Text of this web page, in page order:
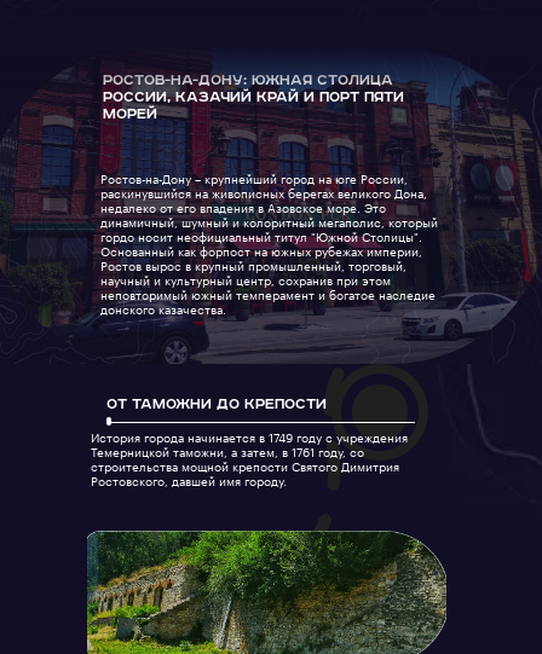
Ростов-на-Дону: Южная Столица
России, Казачий Край и Порт Пяти
Морей
Ростов-на-Дону – крупнейший город на юге России,
раскинувшийся на живописных берегах великого Дона,
недалеко от его впадения в Азовское море. Это
динамичный, шумный и колоритный мегаполис, который
гордо носит неофициальный титул "Южной Столицы".
Основанный как форпост на южных рубежах империи,
Ростов вырос в крупный промышленный, торговый,
научный и культурный центр, сохранив при этом
неповторимый южный темперамент и богатое наследие
донского казачества.
От Таможни до Крепости
История города начинается в 1749 году с учреждения
Темерницкой таможни, а затем, в 1761 году, со
строительства мощной крепости Святого Димитрия
Ростовского, давшей имя городу.